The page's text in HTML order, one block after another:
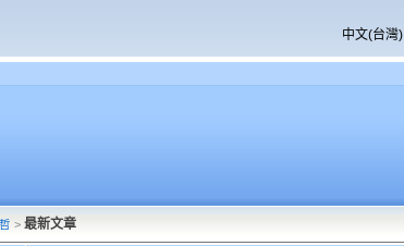
中文(台灣)
> 最新文章